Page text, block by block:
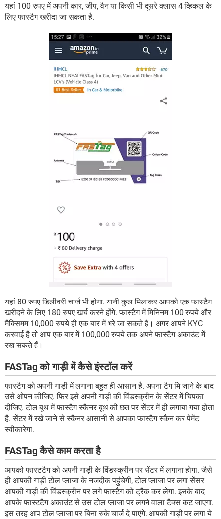
यहां 100 रुपए में अपनी कार, जीप, वैन या किसी भी दूसरे क्लास 4 व्हिकल के
लिए फास्टैग खरीदा जा सकता है.
यहां 80 रुपए डिलीवरी चार्ज भी होगा. यानी कुल मिलाकर आपको एक फास्टैग
खरीदने के लिए 180 रुपए खर्च करने होंगे. फास्टैग में मिनिनम 100 रुपये और
मैक्सिमम 10,000 रुपये ही एक बार में भरे जा सकते हैं। अगर आपने KYC
करवाई है तो आप एक बार में 100,000 रुपये तक अपने फास्टैग अकाउंट में
रख सकते हैं।
FASTag को गाड़ी में कैसे इंस्टॉल करें
फास्टैग को अपनी गाड़ी में लगाना बहुत ही आसान है. अपना टैग मि जाने के बाद
उसे ओपन कीजिए. फिर इसे अपनी गाड़ी की विंडस्क्रीन के सेंटर में चिपका
दीजिए. टोल बूथ में फास्टैग स्कैनर बूथ की छत पर सेंटर में ही लगाया गया होता
है. सेंटर में रखे जाने से स्कैनर आसानी से आपका फास्टैग स्कैन कर पेमेंट
स्वीकारेगा.
FASTag कैसे काम करता है
आपको फास्टटैग को अपनी गाड़ी के विंडस्क्रीन पर सेंटर में लगाना होगा. जैसे
ही आपकी गाड़ी टोल प्लाजा के नजदीक पहुंचेगी, टोल प्लाजा पर लगा सेंसर
आपकी गाड़ी की विंडस्क्रीन पर लगे फास्टैग को ट्रैक कर लेगा. इसके बाद
आपके फास्टटैग अकाउंट से उस टोल प्लाजा पर लगने वाला टैक्स कट जाएगा.
इस तरह आप टोल प्लाजा पर बिना रुके चार्ज दे पाएंगे. आपकी गाड़ी पर लगा ये